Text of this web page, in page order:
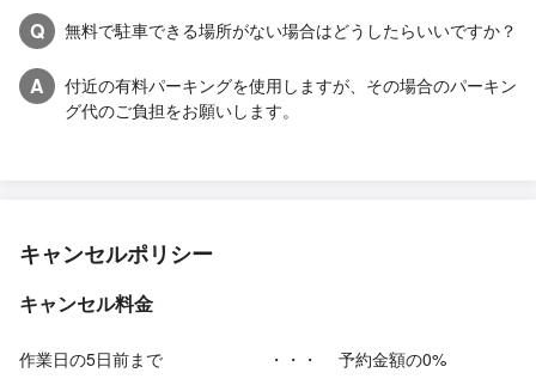
Q 無料で駐車できる場所がない場合はどうしたらいいですか？
A
付近の有料パーキングを使用しますが、その場合のパーキン
グ代のご負担をお願いします。
キャンセルポリシー
キャンセル料金
作業日の5日前まで ・・・
予約金額の0%